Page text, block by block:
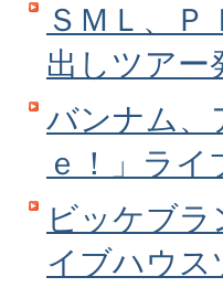
ＳＭＬ、Ｐ
出しツアー
バンナム、
ｅ！」ライ
ビッケブラ
イブハウス